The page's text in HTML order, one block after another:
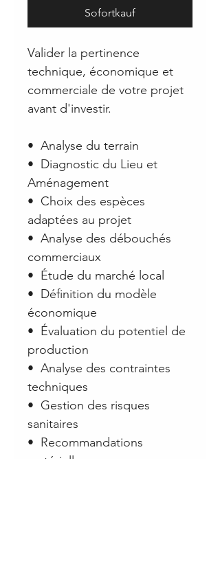
Sofortkauf
Valider la pertinence
technique, économique et
commerciale de votre projet
avant d'investir.
•⁠ ⁠Analyse du terrain
•⁠ ⁠Diagnostic du Lieu et
Aménagement
•⁠ ⁠Choix des espèces
adaptées au projet
•⁠ ⁠Analyse des débouchés
commerciaux
•⁠ ⁠Étude du marché local
•⁠ ⁠Définition du modèle
économique
•⁠ ⁠Évaluation du potentiel de
production
•⁠ ⁠Analyse des contraintes
techniques
•⁠ ⁠Gestion des risques
sanitaires
•⁠ ⁠Recommandations
matérielles